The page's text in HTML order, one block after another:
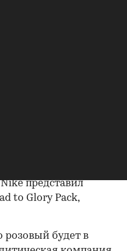
представил
to Glory Pack,
розовый будет в